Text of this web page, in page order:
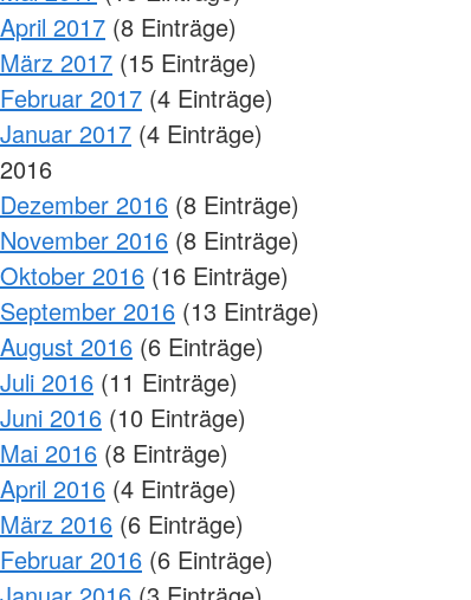
April 2017 (8 Einträge)
März 2017 (15 Einträge)
Februar 2017 (4 Einträge)
Januar 2017 (4 Einträge)
2016
Dezember 2016 (8 Einträge)
November 2016 (8 Einträge)
Oktober 2016 (16 Einträge)
September 2016 (13 Einträge)
August 2016 (6 Einträge)
Juli 2016 (11 Einträge)
Juni 2016 (10 Einträge)
Mai 2016 (8 Einträge)
April 2016 (4 Einträge)
März 2016 (6 Einträge)
Februar 2016 (6 Einträge)